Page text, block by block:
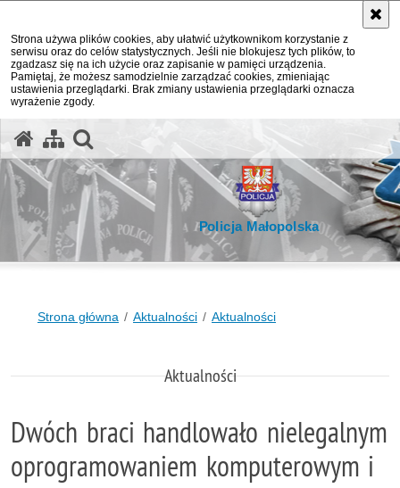
Strona używa plików cookies, aby ułatwić użytkownikom korzystanie z
serwisu oraz do celów statystycznych. Jeśli nie blokujesz tych plików, to
zgadzasz się na ich użycie oraz zapisanie w pamięci urządzenia.
Pamiętaj, że możesz samodzielnie zarządzać cookies, zmieniając
ustawienia przeglądarki. Brak zmiany ustawienia przeglądarki oznacza
wyrażenie zgody.
Policja Małopolska
Strona główna Aktualności Aktualności
Aktualności
Dwóch braci handlowało nielegalnym
oprogramowaniem komputerowym i